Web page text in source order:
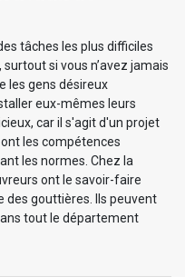
tâches les plus difficiles
si vous n’avez jamais
les gens désireux
eux-mêmes leurs
car il s'agit d'un projet
les compétences
les normes. Chez la
ont le savoir-faire
des gouttières. Ils peuvent
tout le département